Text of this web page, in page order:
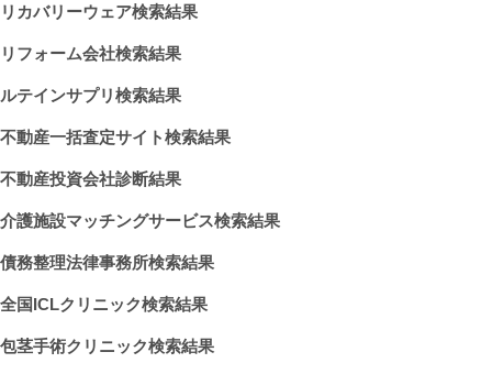
リカバリーウェア検索結果
リフォーム会社検索結果
ルテインサプリ検索結果
不動産一括査定サイト検索結果
不動産投資会社診断結果
介護施設マッチングサービス検索結果
債務整理法律事務所検索結果
全国ICLクリニック検索結果
包茎手術クリニック検索結果